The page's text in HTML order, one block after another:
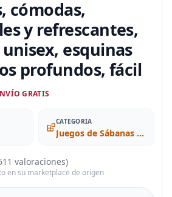
cómodas,
y refrescantes,
esquinas
profundos, fácil
GRATIS
CATEGORIA
Juegos de Sábanas y Fundas de Almohada
valoraciones)
en su marketplace de origen